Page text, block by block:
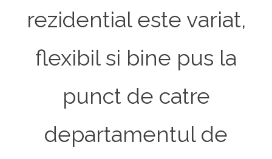
rezidential este variat,
flexibil si bine pus la
punct de catre
departamentul de